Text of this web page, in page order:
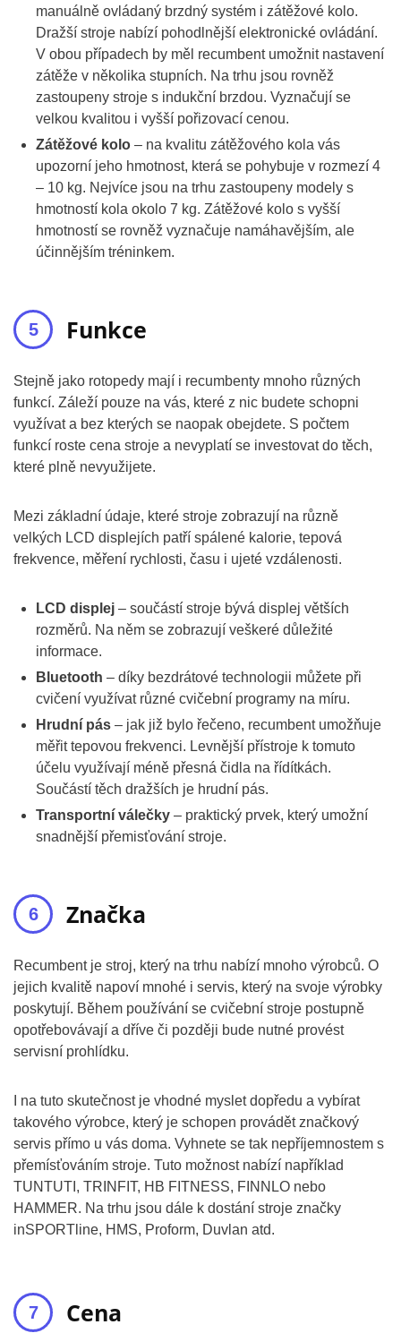
manuálně ovládaný brzdný systém i zátěžové kolo.
Dražší stroje nabízí pohodlnější elektronické ovládání.
V obou případech by měl recumbent umožnit nastavení
zátěže v několika stupních. Na trhu jsou rovněž
zastoupeny stroje s indukční brzdou. Vyznačují se
velkou kvalitou i vyšší pořizovací cenou.
Zátěžové kolo – na kvalitu zátěžového kola vás
upozorní jeho hmotnost, která se pohybuje v rozmezí 4
– 10 kg. Nejvíce jsou na trhu zastoupeny modely s
hmotností kola okolo 7 kg. Zátěžové kolo s vyšší
hmotností se rovněž vyznačuje namáhavějším, ale
účinnějším tréninkem.
Funkce
Stejně jako rotopedy mají i recumbenty mnoho různých
funkcí. Záleží pouze na vás, které z nic budete schopni
využívat a bez kterých se naopak obejdete. S počtem
funkcí roste cena stroje a nevyplatí se investovat do těch,
které plně nevyužijete.
Mezi základní údaje, které stroje zobrazují na různě
velkých LCD displejích patří spálené kalorie, tepová
frekvence, měření rychlosti, času i ujeté vzdálenosti.
LCD displej – součástí stroje bývá displej větších
rozměrů. Na něm se zobrazují veškeré důležité
informace.
Bluetooth – díky bezdrátové technologii můžete při
cvičení využívat různé cvičební programy na míru.
Hrudní pás – jak již bylo řečeno, recumbent umožňuje
měřit tepovou frekvenci. Levnější přístroje k tomuto
účelu využívají méně přesná čidla na řídítkách.
Součástí těch dražších je hrudní pás.
Transportní válečky – praktický prvek, který umožní
snadnější přemisťování stroje.
Značka
Recumbent je stroj, který na trhu nabízí mnoho výrobců. O
jejich kvalitě napoví mnohé i servis, který na svoje výrobky
poskytují. Během používání se cvičební stroje postupně
opotřebovávají a dříve či později bude nutné provést
servisní prohlídku.
I na tuto skutečnost je vhodné myslet dopředu a vybírat
takového výrobce, který je schopen provádět značkový
servis přímo u vás doma. Vyhnete se tak nepříjemnostem s
přemísťováním stroje. Tuto možnost nabízí například
TUNTUTI, TRINFIT, HB FITNESS, FINNLO nebo
HAMMER. Na trhu jsou dále k dostání stroje značky
inSPORTline, HMS, Proform, Duvlan atd.
Cena